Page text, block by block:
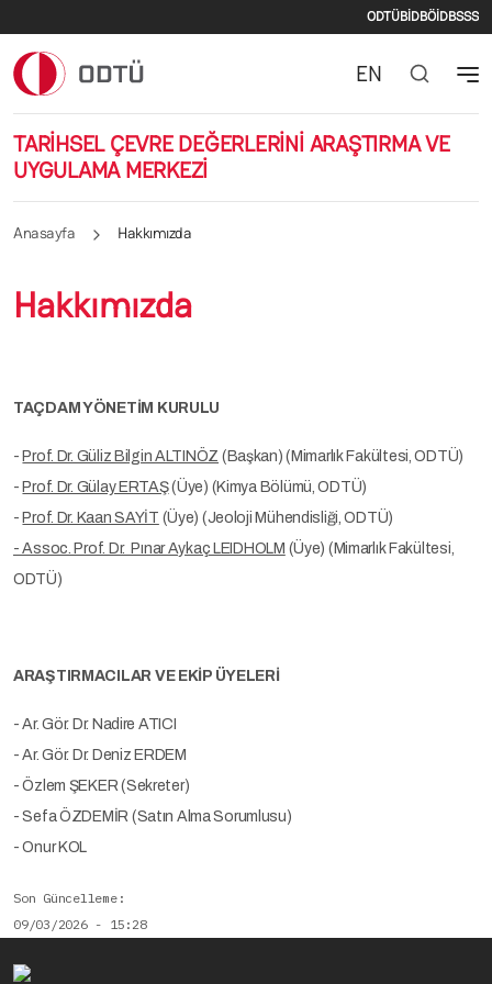
İkincil
ODTÜBİDBÖİDBSSS
TARİHSEL ÇEVRE DEĞERLERİNİ ARAŞTIRMA VE
UYGULAMA MERKEZİ
EN
Anasayfa Hakkımızda
Hakkımızda
TAÇDAM YÖNETİM KURULU
- Prof. Dr. Güliz Bilgin ALTINÖZ (Başkan) (Mimarlık Fakültesi, ODTÜ)
- Prof. Dr. Gülay ERTAŞ(Üye) (Kimya Bölümü, ODTÜ)
- Prof. Dr. Kaan SAYİT (Üye) (Jeoloji Mühendisliği, ODTÜ)
- Assoc. Prof. Dr. Pınar Aykaç LEIDHOLM (Üye) (Mimarlık Fakültesi,
ODTÜ)
ARAŞTIRMACILAR VE EKİP ÜYELERİ
- Ar. Gör. Dr. Nadire ATICI
- Ar. Gör. Dr. Deniz ERDEM
- Özlem ŞEKER (Sekreter)
- Sefa ÖZDEMİR (Satın Alma Sorumlusu)
- Onur KOL
Son Güncelleme
09/03/2026 - 15:28